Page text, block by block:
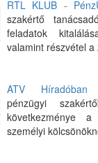
RTL KLUB -
szakértő
feladatok
valamint részvétel a
ATV Híradóban
pénzügyi
következménye
személyi